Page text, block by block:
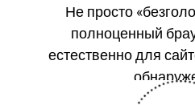
Не просто
полноценный
естественно для